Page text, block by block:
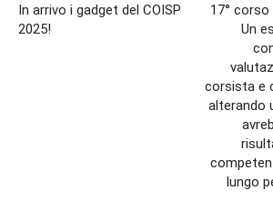
In arrivo i gadget del COISP
2025!
17°
Un
corsista e
alterando
lungo